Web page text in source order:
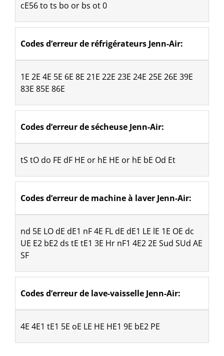
cE56 to ts bo or bs ot 0
Codes d’erreur de réfrigérateurs Jenn-Air:
1E 2E 4E 5E 6E 8E 21E 22E 23E 24E 25E 26E 39E
83E 85E 86E
Codes d’erreur de sécheuse Jenn-Air:
tS tO do FE dF HE or hE HE or hE bE Od Et
Codes d’erreur de machine à laver Jenn-Air:
nd 5E LO dE dE1 nF 4E FL dE dE1 LE lE 1E OE dc
UE E2 bE2 ds tE tE1 3E Hr nF1 4E2 2E Sud SUd AE
SF
Codes d’erreur de lave-vaisselle Jenn-Air:
4E 4E1 tE1 5E oE LE HE HE1 9E bE2 PE